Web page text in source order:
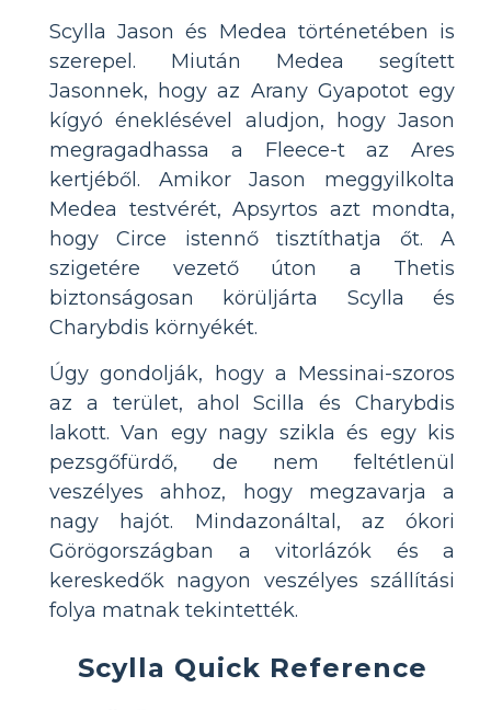
Scylla Jason és Medea történetében is
szerepel. Miután Medea segített
Jasonnek, hogy az Arany Gyapotot egy
kígyó éneklésével aludjon, hogy Jason
megragadhassa a Fleece-t az Ares
kertjéből. Amikor Jason meggyilkolta
Medea testvérét, Apsyrtos azt mondta,
hogy Circe istennő tisztíthatja őt. A
szigetére vezető úton a Thetis
biztonságosan körüljárta Scylla és
Charybdis környékét.
Úgy gondolják, hogy a Messinai-szoros
az a terület, ahol Scilla és Charybdis
lakott. Van egy nagy szikla és egy kis
pezsgőfürdő, de nem feltétlenül
veszélyes ahhoz, hogy megzavarja a
nagy hajót. Mindazonáltal, az ókori
Görögországban a vitorlázók és a
kereskedők nagyon veszélyes szállítási
folya matnak tekintették.
Scylla Quick Reference